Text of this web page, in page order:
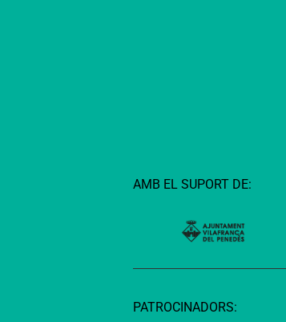
AMB EL SUPORT DE:
PATROCINADORS: